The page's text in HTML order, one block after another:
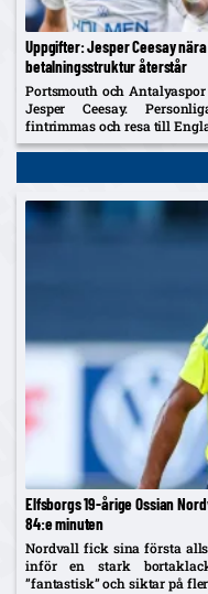
Uppgifter: Jesper Ceesay
betalningsstruktur återstår
Portsmouth och
Jesper Ceesay.
fintrimmas och resa till
Elfsborgs 19-årige Ossian
84:e minuten
Nordvall fick sina första
inför en stark
”fantastisk” och siktar på